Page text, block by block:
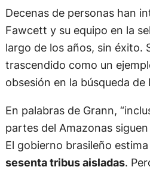
Decenas de personas han
Fawcett y su equipo en la
largo de los años, sin éxito.
trascendido como un
obsesión en la búsqueda
En palabras de Grann,
partes del Amazonas
El gobierno brasileño
sesenta tribus aisladas.